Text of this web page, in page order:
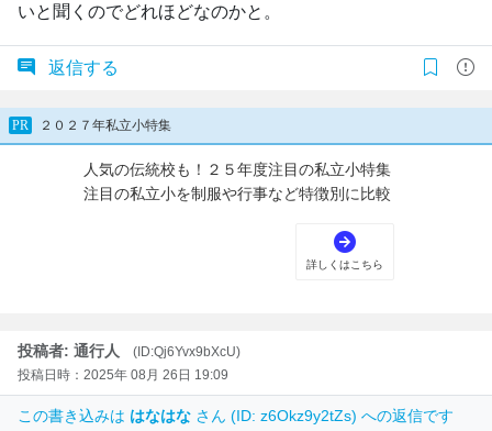
いと聞くのでどれほどなのかと。
返信する
投稿者: 通行人
(ID:Qj6Yvx9bXcU)
投稿日時：2025年 08月 26日 19:09
この書き込みは はなはな さん (ID: z6Okz9y2tZs) への返信です